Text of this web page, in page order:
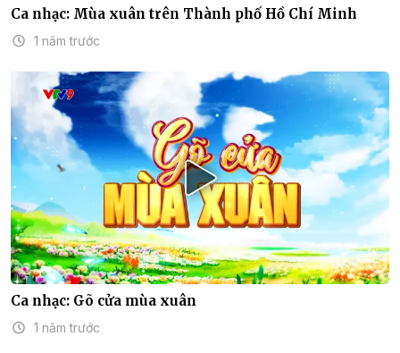
Ca nhạc: Mùa xuân trên Thành phố Hồ Chí Minh
1 năm trước
Ca nhạc: Gõ cửa mùa xuân
1 năm trước